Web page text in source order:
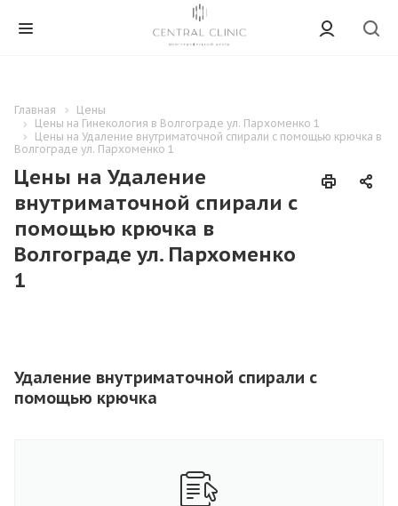
Главная
Цены
Цены на Гинекология в Волгограде ул. Пархоменко 1
Цены на Удаление внутриматочной спирали с помощью крючка в
Волгограде ул. Пархоменко 1
Цены на Удаление
внутриматочной спирали с
помощью крючка в
Волгограде ул. Пархоменко
1
Удаление внутриматочной спирали с
помощью крючка